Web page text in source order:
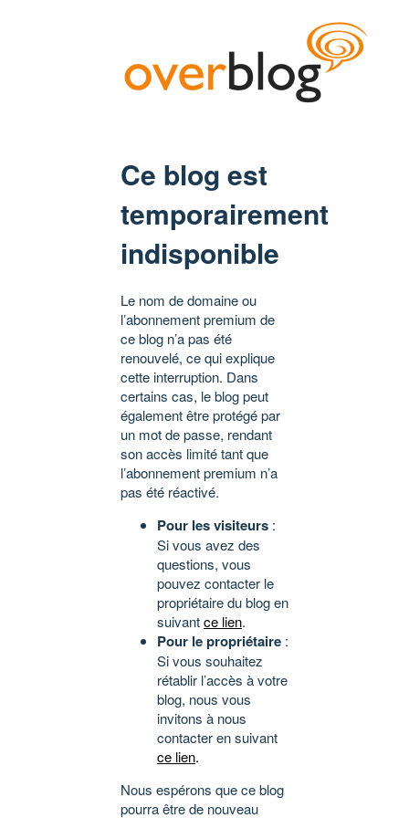
Ce blog est
temporairement
indisponible
Le nom de domaine ou
l’abonnement premium de
ce blog n’a pas été
renouvelé, ce qui explique
cette interruption. Dans
certains cas, le blog peut
également être protégé par
un mot de passe, rendant
son accès limité tant que
l’abonnement premium n’a
pas été réactivé.
Pour les visiteurs :
Si vous avez des
questions, vous
pouvez contacter le
propriétaire du blog en
suivantce lien.
Pour le propriétaire :
Si vous souhaitez
rétablir l’accès à votre
blog, nous vous
invitons à nous
contacter en suivant
ce lien.
Nous espérons que ce blog
pourra être de nouveau